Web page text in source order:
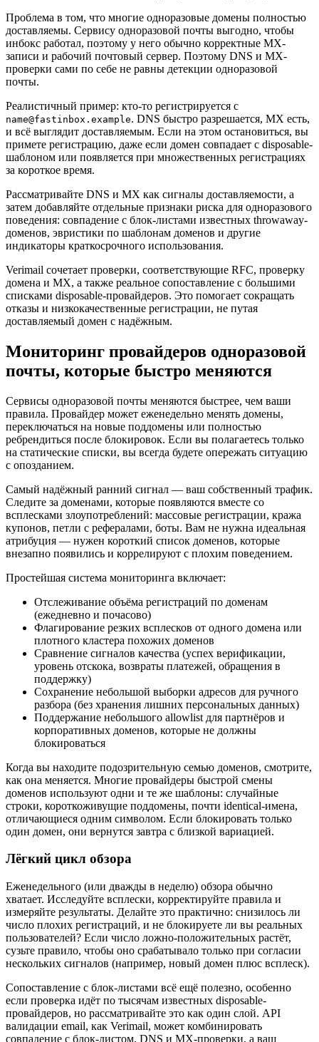
Проблема в том, что многие одноразовые домены полностью
доставляемы. Сервису одноразовой почты выгодно, чтобы
инбокс работал, поэтому у него обычно корректные MX-
записи и рабочий почтовый сервер. Поэтому DNS и MX-
проверки сами по себе не равны детекции одноразовой
почты.
Реалистичный пример: кто-то регистрируется с
name@fastinbox.example. DNS быстро разрешается, MX есть,
и всё выглядит доставляемым. Если на этом остановиться, вы
примете регистрацию, даже если домен совпадает с disposable-
шаблоном или появляется при множественных регистрациях
за короткое время.
Рассматривайте DNS и MX как сигналы доставляемости, а
затем добавляйте отдельные признаки риска для одноразового
поведения: совпадение с блок-листами известных throwaway-
доменов, эвристики по шаблонам доменов и другие
индикаторы краткосрочного использования.
Verimail сочетает проверки, соответствующие RFC, проверку
домена и MX, а также реальное сопоставление с большими
списками disposable-провайдеров. Это помогает сокращать
отказы и низкокачественные регистрации, не путая
доставляемый домен с надёжным.
Мониторинг провайдеров одноразовой
почты, которые быстро меняются
Сервисы одноразовой почты меняются быстрее, чем ваши
правила. Провайдер может еженедельно менять домены,
переключаться на новые поддомены или полностью
ребрендиться после блокировок. Если вы полагаетесь только
на статические списки, вы всегда будете опережать ситуацию
с опозданием.
Самый надёжный ранний сигнал — ваш собственный трафик.
Следите за доменами, которые появляются вместе со
всплесками злоупотреблений: массовые регистрации, кража
купонов, петли с рефералами, боты. Вам не нужна идеальная
атрибуция — нужен короткий список доменов, которые
внезапно появились и коррелируют с плохим поведением.
Простейшая система мониторинга включает:
Отслеживание объёма регистраций по доменам
(ежедневно и почасово)
Флагирование резких всплесков от одного домена или
плотного кластера похожих доменов
Сравнение сигналов качества (успех верификации,
уровень отскока, возвраты платежей, обращения в
поддержку)
Сохранение небольшой выборки адресов для ручного
разбора (без хранения лишних персональных данных)
Поддержание небольшого allowlist для партнёров и
корпоративных доменов, которые не должны
блокироваться
Когда вы находите подозрительную семью доменов, смотрите,
как она меняется. Многие провайдеры быстрой смены
доменов используют одни и те же шаблоны: случайные
строки, короткоживущие поддомены, почти identical-имена,
отличающиеся одним символом. Если блокировать только
один домен, они вернутся завтра с близкой вариацией.
Лёгкий цикл обзора
Еженедельного (или дважды в неделю) обзора обычно
хватает. Исследуйте всплески, корректируйте правила и
измеряйте результаты. Делайте это практично: снизилось ли
число плохих регистраций, и не блокируете ли вы реальных
пользователей? Если число ложно-положительных растёт,
сузьте правило, чтобы оно срабатывало только при согласии
нескольких сигналов (например, новый домен плюс всплеск).
Сопоставление с блок-листами всё ещё полезно, особенно
если проверка идёт по тысячам известных disposable-
провайдеров, но рассматривайте это как один слой. API
валидации email, как Verimail, может комбинировать
совпадение с блок-листом, DNS и MX-проверки, а ваш